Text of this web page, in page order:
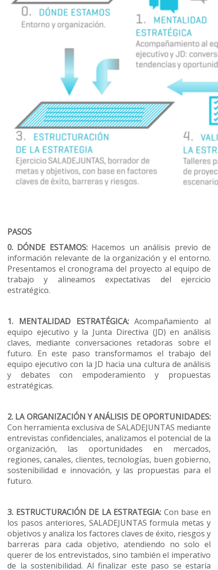
PASOS
0. DÓNDE ESTAMOS: Hacemos un análisis previo de
información relevante de la organización y el entorno.
Presentamos el cronograma del proyecto al equipo de
trabajo y alineamos expectativas del ejercicio
estratégico.
1. MENTALIDAD ESTRATÉGICA:Acompañamiento al
equipo ejecutivo y la Junta Directiva (JD) en análisis
claves, mediante conversaciones retadoras sobre el
futuro. En este paso transformamos el trabajo del
equipo ejecutivo con la JD hacia una cultura de análisis
y debates con empoderamiento y propuestas
estratégicas.
2. LA ORGANIZACIÓN Y ANÁLISIS DE OPORTUNIDADES:
Con herramienta exclusiva de SALADEJUNTAS mediante
entrevistas confidenciales, analizamos el potencial de la
organización, las oportunidades en mercados,
regiones, canales, clientes, tecnologías, buen gobierno,
sostenibilidad e innovación, y las propuestas para el
futuro.
3. ESTRUCTURACIÓN DE LA ESTRATEGIA: Con base en
los pasos anteriores, SALADEJUNTAS formula metas y
objetivos y analiza los factores claves de éxito, riesgos y
barreras para cada objetivo, atendiendo no solo el
querer de los entrevistados, sino también el imperativo
de la sostenibilidad. Al finalizar este paso se estaría